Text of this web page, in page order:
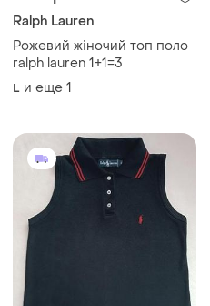
Ralph Lauren
Рожевий жіночий топ поло
ralph lauren 1+1=3
L и еще 1